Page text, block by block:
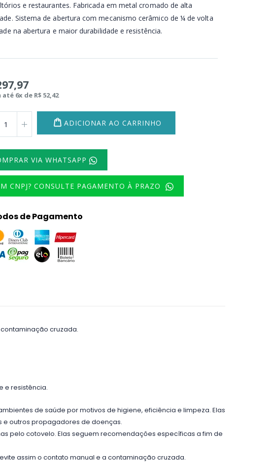
e restaurantes. Fabricada em metal cromado de alta
Sistema de abertura com mecanismo cerâmico de ¼ de volta
na abertura e maior durabilidade e resistência.
até 6x de R$ 52,42
ADICIONAR AO CARRINHO
VIA WHATSAPP
CNPJ? CONSULTE PAGAMENTO À PRAZO
de Pagamento
cruzada.
e resistência.
de saúde por motivos de higiene, eficiência e limpeza. Elas
e outros propagadores de doenças.
pelo cotovelo. Elas seguem recomendações específicas a fim de
assim o contato manual e a contaminação cruzada.